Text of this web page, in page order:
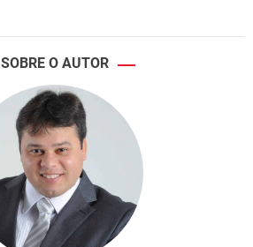
SOBRE O AUTOR